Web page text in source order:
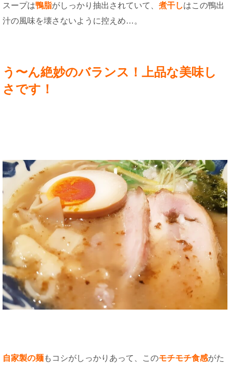
スープは鴨脂がしっかり抽出されていて、 煮干しはこの鴨出
汁の風味を壊さないように控えめ…。
う〜ん絶妙のバランス！上品な美味し
さです！
自家製の麺もコシがしっかりあって、このモチモチ食感がた